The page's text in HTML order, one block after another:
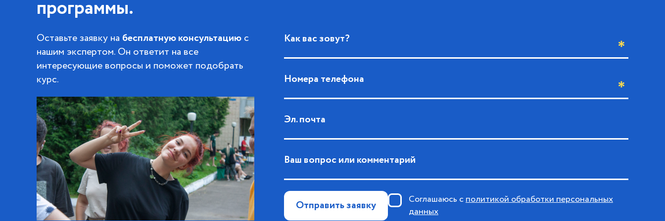
программы.
Оставьте заявку на бесплатную консультациюс
нашим экспертом. Он ответит на все
интересующие вопросы и поможет подобрать
курс.
Как вас зовут?
Номера телефона
Эл. почта
Ваш вопрос или комментарий
Отправить заявку Соглашаюсь сполитикой обработки персональных
данных